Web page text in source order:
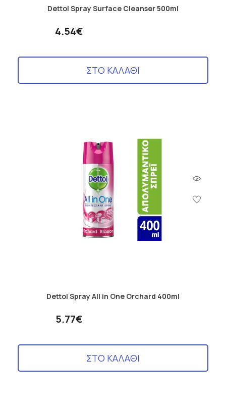
Dettol Spray Surface Cleanser 500ml
4.54€
ΣΤΟ ΚΑΛΑΘΙ
Dettol Spray All in One Orchard 400ml
5.77€
ΣΤΟ ΚΑΛΑΘΙ